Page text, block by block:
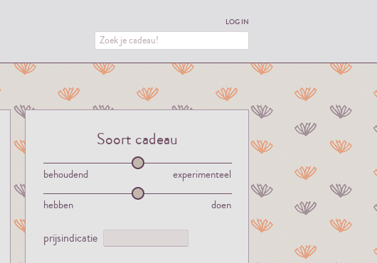
LOG IN
Soort cadeau
behoudend experimenteel
hebben doen
prijsindicatie